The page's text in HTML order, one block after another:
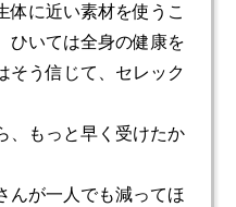
体に近い素材を使うこ
ひいては全身の健康を
そう信じて、セレック
、もっと早く受けたか
んが一人でも減ってほ